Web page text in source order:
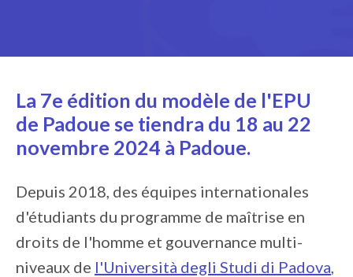
La 7e édition du modèle de l'EPU
de Padoue se tiendra du 18 au 22
novembre 2024 à Padoue.
Depuis 2018, des équipes internationales
d'étudiants du programme de maîtrise en
droits de l'homme et gouvernance multi-
niveaux de l'Università degli Studi di Padova,